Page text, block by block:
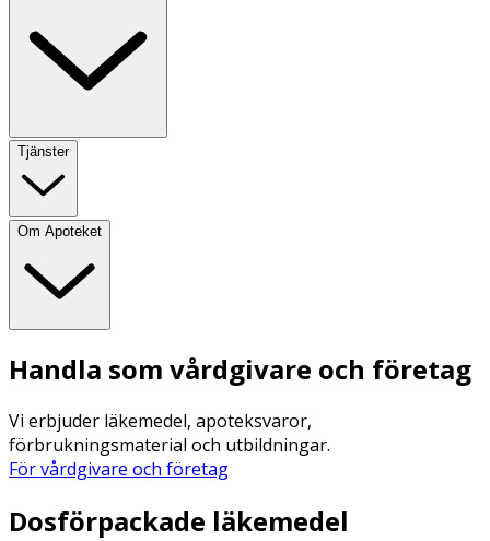
Tjänster
Om Apoteket
Handla som vårdgivare och företag
Vi erbjuder läkemedel, apoteksvaror,
förbrukningsmaterial och utbildningar.
För vårdgivare och företag
Dosförpackade läkemedel